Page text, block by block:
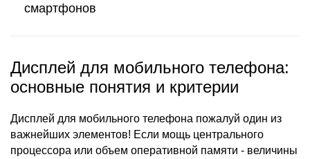
смартфонов
Дисплей для мобильного телефона:
основные понятия и критерии
Дисплей для мобильного телефона пожалуй один из
важнейших элементов! Если мощь центрального
процессора или объем оперативной памяти - величины